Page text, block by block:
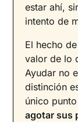
estar ahí,
intento de
El hecho
valor de lo
Ayudar no
distinción
único
agotar sus